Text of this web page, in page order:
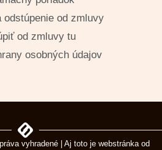
odstúpenie od zmluvy
od zmluvy tu
osobných údajov
vyhradené | Aj toto je webstránka od